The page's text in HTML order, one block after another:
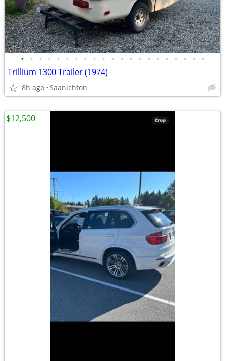
• • • • • • • • • • • • • • • • • • • • •
Trillium 1300 Trailer (1974)
8h ago Saanichton
$12,500